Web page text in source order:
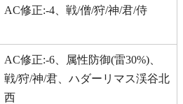
AC修正:-4、戦/僧/狩/神/君/侍
AC修正:-6、属性防御(雷30%)、
戦/狩/神/君、ハダーリマス渓谷北
西